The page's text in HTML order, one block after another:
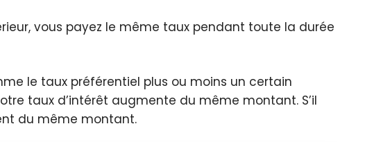
vous payez le même taux pendant toute la durée
le taux préférentiel plus ou moins un certain
taux d’intérêt augmente du même montant. S’il
du même montant.